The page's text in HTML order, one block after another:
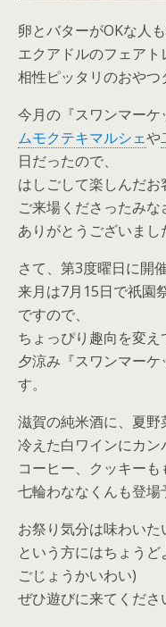
卵とバターがOKな人
エクアドルのフェア
相性ピッタリのおやつ
今月の『スワンマーケ
ムモクテキマルシェや
日だったので、
はしごして楽しんだお
ご来場くださったみ
ありがとうございまし
さて、第3度曜日に開
来月は7月15日で祇園
ですので、
ちょっぴり趣向を変え
夕涼み『スワンマー
す。
滋賀の純米酒に、夏野
冷えた白ワインにカン
コーヒー、クッキーも
七輪わななくんも登場
お祭り気分は味わいた
という方にはちょう
ごじょうかいわい)
ぜひ遊びに来てくださ